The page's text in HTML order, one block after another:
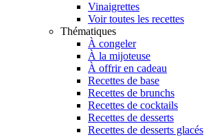
Vinaigrettes
Voir toutes les recettes
Thématiques
À congeler
À la mijoteuse
À offrir en cadeau
Recettes de base
Recettes de brunchs
Recettes de cocktails
Recettes de desserts
Recettes de desserts glacés